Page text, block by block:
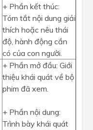
+ Phần kết thúc:
Tóm tắt nội dung giải
thích hoặc nêu thái
độ, hành động cần
có của con người.
+ Phần mở đầu: Giới
thiệu khái quát về bộ
phim đã xem.
+ Phần nội dung:
Trình bày khái quát